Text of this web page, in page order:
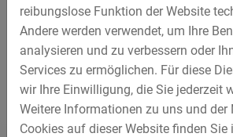
reibungslose Funktion der Website
Andere werden verwendet, um Ihre
analysieren und zu verbessern oder
Services zu ermöglichen. Für diese
wir Ihre Einwilligung, die Sie jederzeit
Weitere Informationen zu uns und der
Cookies auf dieser Website finden Sie